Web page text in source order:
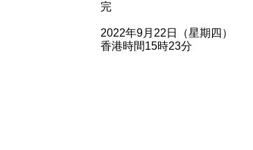
完
2022年9月22日（星期四）
香港時間15時23分